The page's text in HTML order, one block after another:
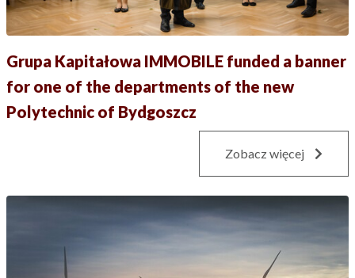
Grupa Kapitałowa IMMOBILE funded a banner
for one of the departments of the new
Polytechnic of Bydgoszcz
Zobacz więcej